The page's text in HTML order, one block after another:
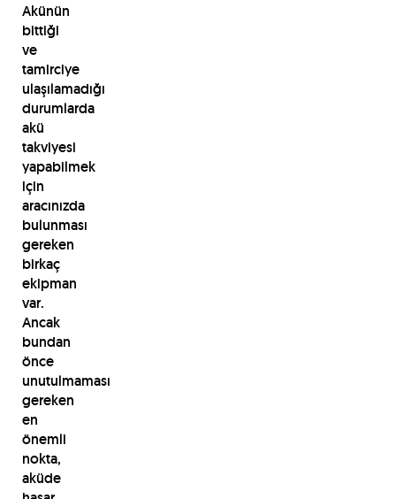
Akünün
bittiği
ve
tamirciye
ulaşılamadığı
durumlarda
akü
takviyesi
yapabilmek
için
aracınızda
bulunması
gereken
birkaç
ekipman
var.
Ancak
bundan
önce
unutulmaması
gereken
en
önemli
nokta,
aküde